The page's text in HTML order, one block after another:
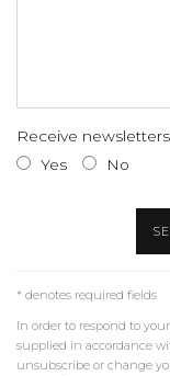
Receive
Yes
No
* denotes required fields
In order to respond to
supplied in accordance
unsubscribe or change